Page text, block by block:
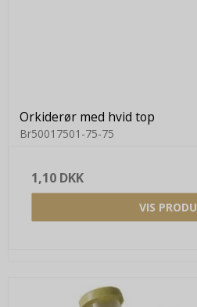
Orkiderør med hvid top
Br50017501-75-75
1,10 DKK
VIS